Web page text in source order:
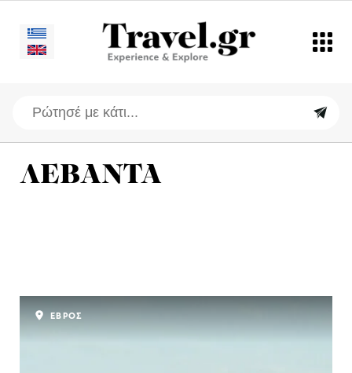
ΛΕΒΑΝΤΑ
ΕΒΡΟΣ